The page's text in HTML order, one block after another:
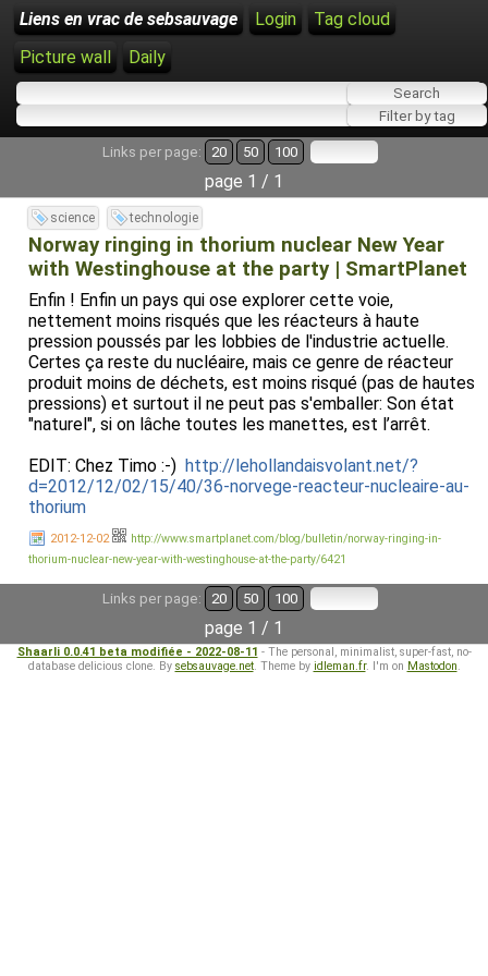
Liens en vrac de sebsauvage Login
Tag cloud
Picture wall
Daily
Links per page: 20 50 100
page 1 / 1
science technologie
Norway ringing in thorium nuclear New Year
with Westinghouse at the party | SmartPlanet
Enfin ! Enfin un pays qui ose explorer cette voie,
nettement moins risqués que les réacteurs à haute
pression poussés par les lobbies de l'industrie actuelle.
Certes ça reste du nucléaire, mais ce genre de réacteur
produit moins de déchets, est moins risqué (pas de hautes
pressions) et surtout il ne peut pas s'emballer: Son état
"naturel", si on lâche toutes les manettes, est l’arrêt.
EDIT: Chez Timo :-) http://lehollandaisvolant.net/?
d=2012/12/02/15/40/36-norvege-reacteur-nucleaire-au-
thorium
2012-12-02
http://www.smartplanet.com/blog/bulletin/norway-ringing-in-
thorium-nuclear-new-year-with-westinghouse-at-the-party/6421
Links per page: 20 50 100
page 1 / 1
Shaarli 0.0.41 beta modifiée - 2022-08-11 - The personal, minimalist, super-fast, no-
database delicious clone. By sebsauvage.net. Theme by idleman.fr. I'm on Mastodon.